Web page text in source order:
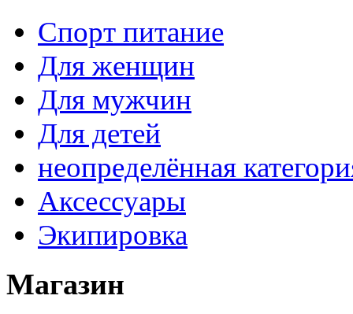
Спорт питание
Для женщин
Для мужчин
Для детей
неопределённая
Аксессуары
Экипировка
Магазин